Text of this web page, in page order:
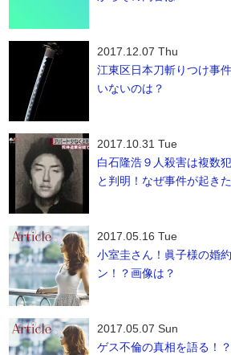
2017.12.07 Thu
江東区日本刀斬りつけ事
いないのは？
2017.10.31 Tue
白石隆浩９人殺害は複数
と判明！なぜ事件が起き
2017.05.16 Tue
小室圭さん！眞子様の婚
ン！？画像は？
2017.05.07 Sun
ゲス不倫の真相を語る！